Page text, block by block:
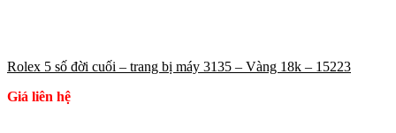
Rolex 5 số đời cuối – trang bị máy 3135 – Vàng 18k – 15223
Giá liên hệ